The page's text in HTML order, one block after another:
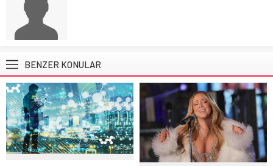
BENZER KONULAR